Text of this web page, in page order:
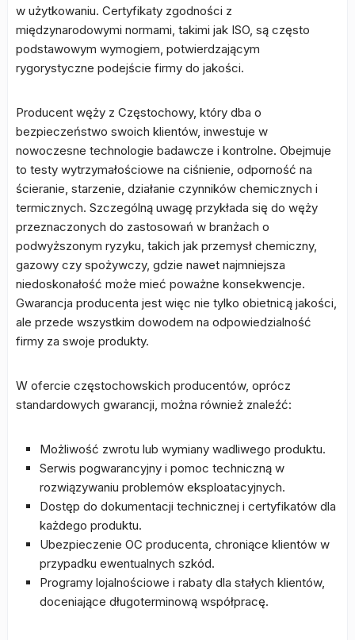
w użytkowaniu. Certyfikaty zgodności z
międzynarodowymi normami, takimi jak ISO, są często
podstawowym wymogiem, potwierdzającym
rygorystyczne podejście firmy do jakości.
Producent węży z Częstochowy, który dba o
bezpieczeństwo swoich klientów, inwestuje w
nowoczesne technologie badawcze i kontrolne. Obejmuje
to testy wytrzymałościowe na ciśnienie, odporność na
ścieranie, starzenie, działanie czynników chemicznych i
termicznych. Szczególną uwagę przykłada się do węży
przeznaczonych do zastosowań w branżach o
podwyższonym ryzyku, takich jak przemysł chemiczny,
gazowy czy spożywczy, gdzie nawet najmniejsza
niedoskonałość może mieć poważne konsekwencje.
Gwarancja producenta jest więc nie tylko obietnicą jakości,
ale przede wszystkim dowodem na odpowiedzialność
firmy za swoje produkty.
W ofercie częstochowskich producentów, oprócz
standardowych gwarancji, można również znaleźć:
Możliwość zwrotu lub wymiany wadliwego produktu.
Serwis pogwarancyjny i pomoc techniczną w
rozwiązywaniu problemów eksploatacyjnych.
Dostęp do dokumentacji technicznej i certyfikatów dla
każdego produktu.
Ubezpieczenie OC producenta, chroniące klientów w
przypadku ewentualnych szkód.
Programy lojalnościowe i rabaty dla stałych klientów,
doceniające długoterminową współpracę.